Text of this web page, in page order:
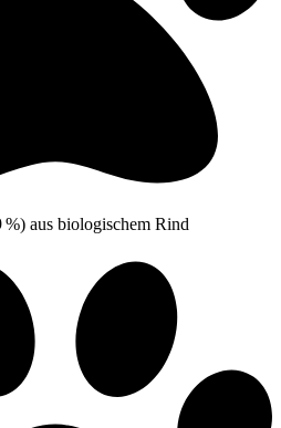
aus biologischem Rind